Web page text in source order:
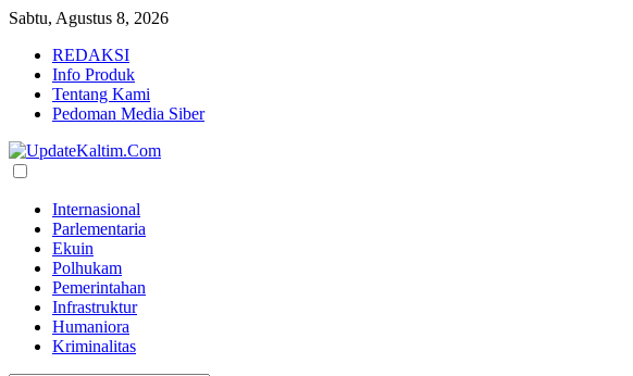
Sabtu, Agustus 8, 2026
REDAKSI
Info Produk
Tentang Kami
Pedoman Media Siber
Internasional
Parlementaria
Ekuin
Polhukam
Pemerintahan
Infrastruktur
Humaniora
Kriminalitas